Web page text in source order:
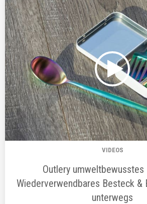
VIDEOS
Outlery umweltbewusstes
Wiederverwendbares Besteck &
unterwegs